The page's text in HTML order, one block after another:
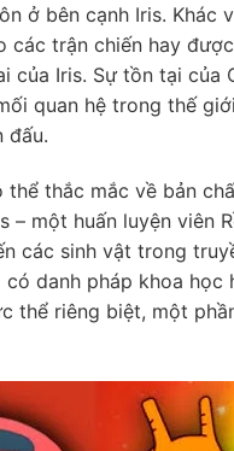
ở bên cạnh Iris. Khác
các trận chiến hay
của Iris. Sự tồn tại
quan hệ trong thế
đấu.
thể thắc mắc về bản
– một huấn luyện viên
các sinh vật trong
có danh pháp khoa
thể riêng biệt, một